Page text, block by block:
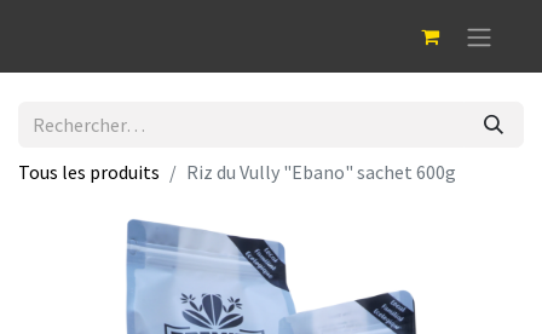
Tous les produits Riz du Vully "Ebano" sachet 600g